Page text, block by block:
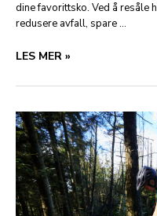
dine favorittsko. Ved å resåle
redusere avfall, spare …
HAR
KJENNSKAP
RESÅLING?
LES MER »